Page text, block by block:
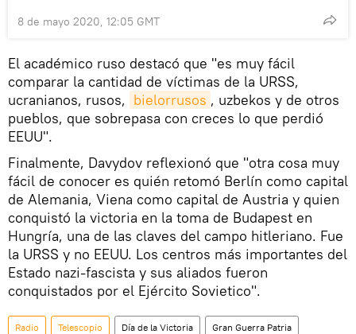
8 de mayo 2020, 12:05 GMT
El académico ruso destacó que "es muy fácil
comparar la cantidad de víctimas de la URSS,
ucranianos, rusos, bielorrusos , uzbekos y de otros
pueblos, que sobrepasa con creces lo que perdió
EEUU".
Finalmente, Davydov reflexionó que "otra cosa muy
fácil de conocer es quién retomó Berlín como capital
de Alemania, Viena como capital de Austria y quien
conquistó la victoria en la toma de Budapest en
Hungría, una de las claves del campo hitleriano. Fue
la URSS y no EEUU. Los centros más importantes del
Estado nazi-fascista y sus aliados fueron
conquistados por el Ejército Sovietico".
Radio Telescopio Día de la Victoria Gran Guerra Patria